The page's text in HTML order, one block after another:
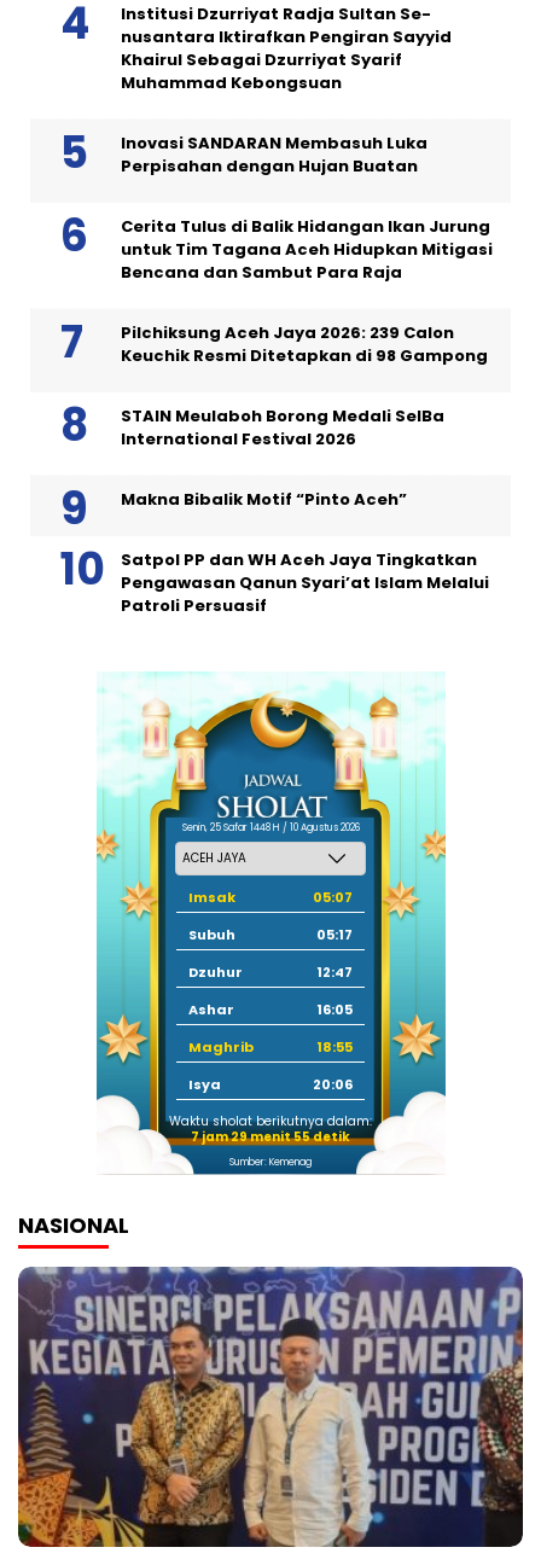
Institusi Dzurriyat Radja Sultan Se-
nusantara Iktirafkan Pengiran Sayyid
Khairul Sebagai Dzurriyat Syarif
Muhammad Kebongsuan
Inovasi SANDARAN Membasuh Luka
Perpisahan dengan Hujan Buatan
Cerita Tulus di Balik Hidangan Ikan Jurung
untuk Tim Tagana Aceh Hidupkan Mitigasi
Bencana dan Sambut Para Raja
Pilchiksung Aceh Jaya 2026: 239 Calon
Keuchik Resmi Ditetapkan di 98 Gampong
STAIN Meulaboh Borong Medali SeIBa
International Festival 2026
Makna Bibalik Motif “Pinto Aceh”
Satpol PP dan WH Aceh Jaya Tingkatkan
Pengawasan Qanun Syari’at Islam Melalui
Patroli Persuasif
Senin, 25 Safar 1448 H / 10 Agustus 2026
Imsak
05:07
Subuh
05:17
Dzuhur
12:47
Ashar
16:05
Maghrib
18:55
Isya
20:06
Waktu sholat berikutnya dalam:
7 jam 29 menit 54 detik
Sumber: Kemenag
NASIONAL